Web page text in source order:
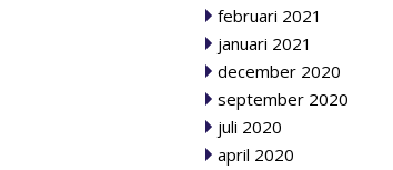
februari 2021
januari 2021
december 2020
september 2020
juli 2020
april 2020